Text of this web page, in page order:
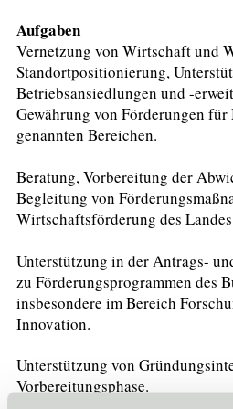
Aufgaben
Vernetzung von Wirtschaft und
Standortpositionierung,
Betriebsansiedlungen und -
Gewährung von Förderungen
genannten Bereichen.
Beratung, Vorbereitung der
Begleitung von
Wirtschaftsförderung des
Unterstützung in der Antrags-
zu Förderungsprogrammen des
insbesondere im Bereich
Innovation.
Unterstützung von
Vorbereitungsphase.